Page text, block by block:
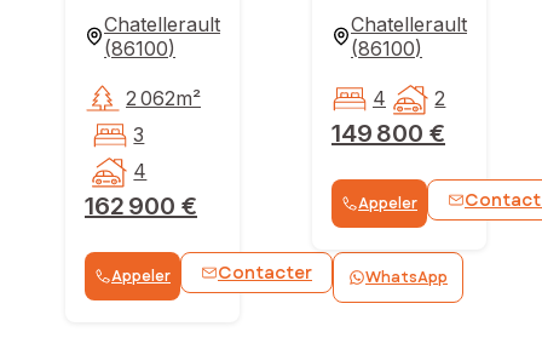
Chatellerault
(86100)
162 900 €
2 062m²
3
4
Appeler Contacter WhatsApp
Chatellerault
(86100)
149 800 €
4 2
Appeler